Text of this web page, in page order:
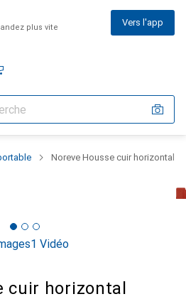
plus vite Vers l'app
Noreve Housse cuir horizontal
1 Vidéo
cuir horizontal